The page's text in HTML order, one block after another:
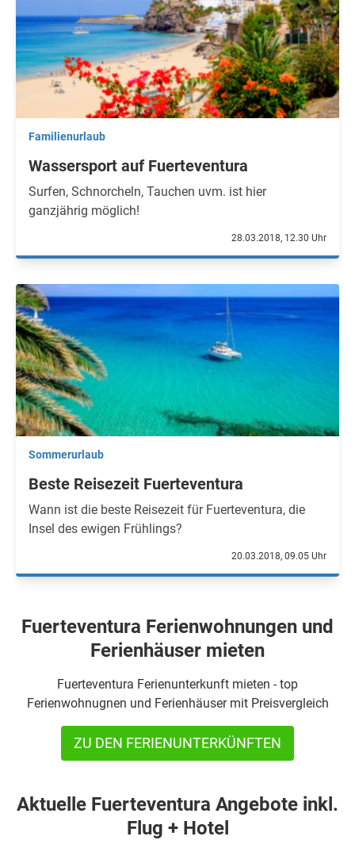
Familienurlaub
Wassersport auf Fuerteventura
Surfen, Schnorcheln, Tauchen uvm. ist hier
ganzjährig möglich!
28.03.2018, 12.30 Uhr
Sommerurlaub
Beste Reisezeit Fuerteventura
Wann ist die beste Reisezeit für Fuerteventura, die
Insel des ewigen Frühlings?
20.03.2018, 09.05 Uhr
Fuerteventura Ferienwohnungen und
Ferienhäuser mieten
Fuerteventura Ferienunterkunft mieten - top
Ferienwohnugnen und Ferienhäuser mit Preisvergleich
ZU DEN FERIENUNTERKÜNFTEN
Aktuelle Fuerteventura Angebote inkl.
Flug + Hotel